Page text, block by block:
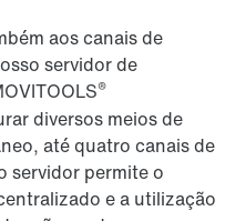
aos canais de
servidor de
®
diversos meios de
até quatro canais de
servidor permite o
e a utilização